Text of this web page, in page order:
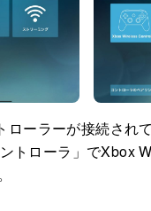
ローラーが接続され
ントローラ」でXbox